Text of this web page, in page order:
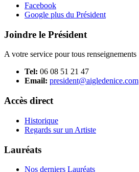
Facebook
Google plus du Président
Joindre le Président
A votre service pour tous renseignements
Tel: 06 08 51 21 47
Email: president@aigledenice.com
Accès direct
Historique
Regards sur un Artiste
Lauréats
Nos derniers Lauréats